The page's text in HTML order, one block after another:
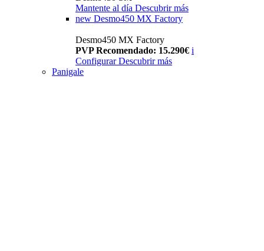
Mantente al día Descubrir más
new Desmo450 MX Factory
Desmo450 MX Factory
PVP Recomendado: 15.290€ i
Configurar Descubrir más
Panigale